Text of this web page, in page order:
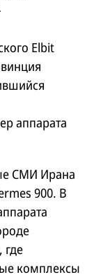
Elbit
аппарата
СМИ Ирана
900. В
где
комплексы